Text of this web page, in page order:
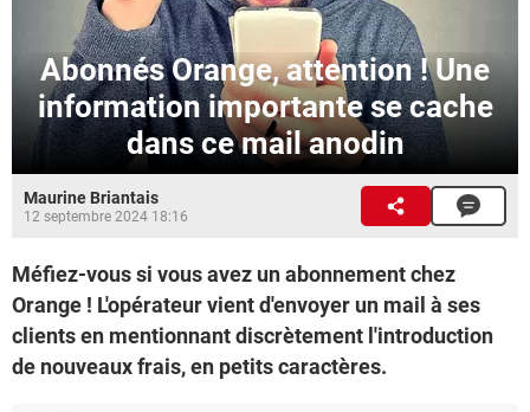
Abonnés Orange, attention ! Une
information importante se cache
dans ce mail anodin
Maurine Briantais
12 septembre 2024 18:16
Méfiez-vous si vous avez un abonnement chez
Orange ! L'opérateur vient d'envoyer un mail à ses
clients en mentionnant discrètement l'introduction
de nouveaux frais, en petits caractères.